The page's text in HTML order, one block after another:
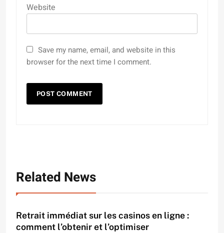
Website
Save my name, email, and website in this
browser for the next time I comment.
Related News
Retrait immédiat sur les casinos en ligne :
comment l’obtenir et l’optimiser